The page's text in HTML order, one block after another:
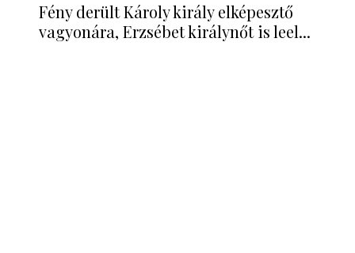
Fény derült Károly király elképesztő
vagyonára, Erzsébet királynőt is leel...